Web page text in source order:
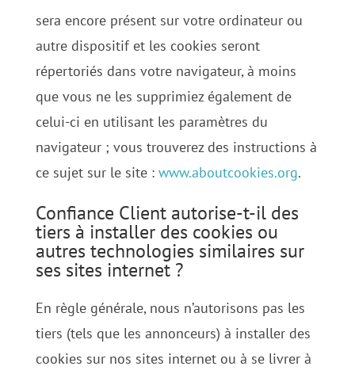
sera encore présent sur votre ordinateur ou
autre dispositif et les cookies seront
répertoriés dans votre navigateur, à moins
que vous ne les supprimiez également de
celui-ci en utilisant les paramètres du
navigateur ; vous trouverez des instructions à
ce sujet sur le site : www.aboutcookies.org.
Confiance Client autorise-t-il des
tiers à installer des cookies ou
autres technologies similaires sur
ses sites internet ?
En règle générale, nous n’autorisons pas les
tiers (tels que les annonceurs) à installer des
cookies sur nos sites internet ou à se livrer à